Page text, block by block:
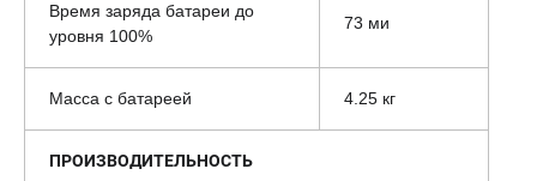
Время заряда батареи до
уровня 100%
73 ми
Масса с батареей 4.25 кг
ПРОИЗВОДИТЕЛЬНОСТЬ